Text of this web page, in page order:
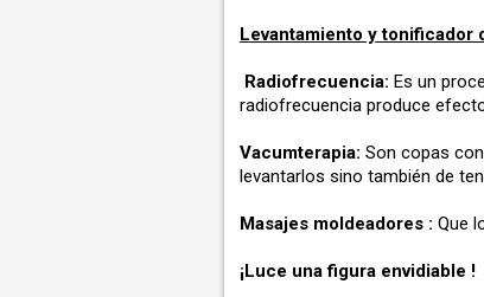
Levantamiento y tonificador
Radiofrecuencia: Es un
radiofrecuencia produce
Vacumterapia: Son copas
levantarlos sino también de
Masajes moldeadores : Que
¡Luce una figura envidiable !